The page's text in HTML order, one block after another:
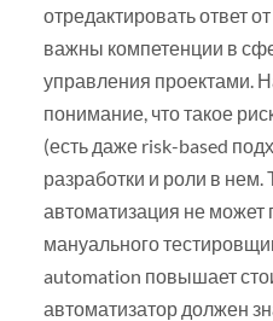
отредактировать ответ
важны компетенции в
управления проектами.
понимание, что такое
(есть даже risk-based
разработки и роли в
автоматизация не может
мануального
automation повышает
автоматизатор должен